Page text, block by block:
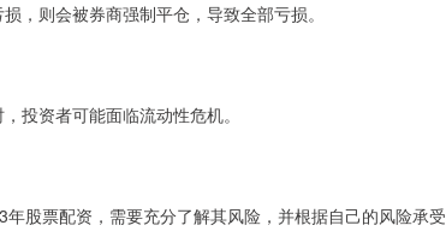
，则会被券商强制平仓，导致全部亏损。
投资者可能面临流动性危机。
股票配资，需要充分了解其风险，并根据自己的风险承受